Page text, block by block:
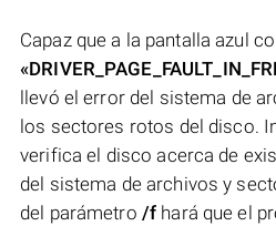
Capaz que a la pantalla azul
llevó el error del sistema de
los sectores rotos del disco.
verifica el disco acerca de
del sistema de archivos y
del parámetro /f hará que el